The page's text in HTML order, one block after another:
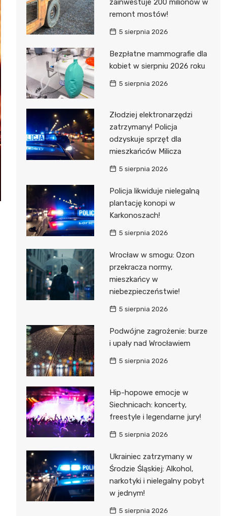
zainwestuje 200 milionów w
remont mostów!
5 sierpnia 2026
Bezpłatne mammografie dla
kobiet w sierpniu 2026 roku
5 sierpnia 2026
Złodziej elektronarzędzi
zatrzymany! Policja
odzyskuje sprzęt dla
mieszkańców Milicza
5 sierpnia 2026
Policja likwiduje nielegalną
plantację konopi w
Karkonoszach!
5 sierpnia 2026
Wrocław w smogu: Ozon
przekracza normy,
mieszkańcy w
niebezpieczeństwie!
5 sierpnia 2026
Podwójne zagrożenie: burze
i upały nad Wrocławiem
5 sierpnia 2026
Hip-hopowe emocje w
Siechnicach: koncerty,
freestyle i legendarne jury!
5 sierpnia 2026
Ukrainiec zatrzymany w
Środzie Śląskiej: Alkohol,
narkotyki i nielegalny pobyt
w jednym!
5 sierpnia 2026